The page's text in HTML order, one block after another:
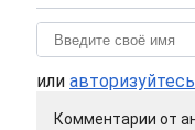
или авторизуйтесь
Комментарии от